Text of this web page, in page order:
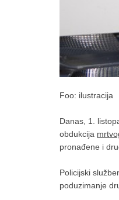
Foo: ilustracija
Danas, 1.
obdukcija
pronađene i
Policijski
poduzimanje